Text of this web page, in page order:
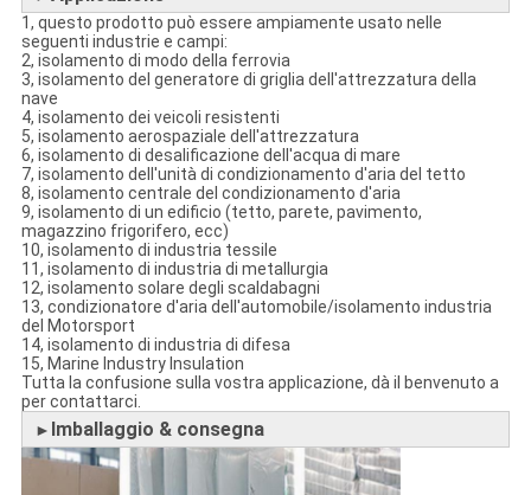
1, questo prodotto può essere ampiamente usato nelle
seguenti industrie e campi:
2, isolamento di modo della ferrovia
3, isolamento del generatore di griglia dell'attrezzatura della
nave
4, isolamento dei veicoli resistenti
5, isolamento aerospaziale dell'attrezzatura
6, isolamento di desalificazione dell'acqua di mare
7, isolamento dell'unità di condizionamento d'aria del tetto
8, isolamento centrale del condizionamento d'aria
9, isolamento di un edificio (tetto, parete, pavimento,
magazzino frigorifero, ecc)
10, isolamento di industria tessile
11, isolamento di industria di metallurgia
12, isolamento solare degli scaldabagni
13, condizionatore d'aria dell'automobile/isolamento industria
del Motorsport
14, isolamento di industria di difesa
15, Marine Industry Insulation
Tutta la confusione sulla vostra applicazione, dà il benvenuto a
per contattarci.
► Imballaggio & consegna